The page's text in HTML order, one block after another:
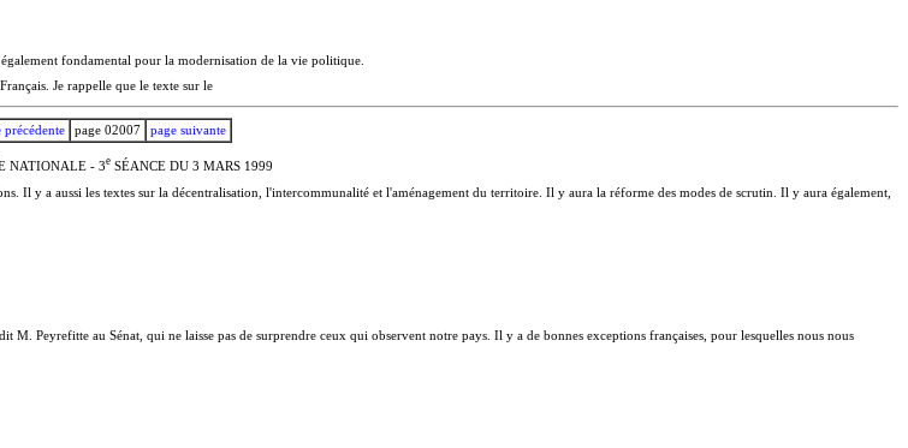
fondamental pour la modernisation de la vie politique.
Je rappelle que le texte sur le
précédente page 02007 page suivante
NATIONALE - 3eSÉANCE DU 3 MARS 1999
Il y a aussi les textes sur la décentralisation, l'intercommunalité et l'aménagement du territoire. Il y aura la réforme des modes de scrutin. Il y aura également,
Peyrefitte au Sénat, qui ne laisse pas de surprendre ceux qui observent notre pays. Il y a de bonnes exceptions françaises, pour lesquelles nous nous